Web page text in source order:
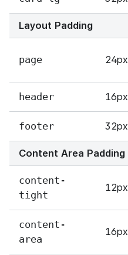
Layout Padding
page 24px
header 16px
footer 32px
Content Area Padding
content-
tight
12px
content-
area
16px